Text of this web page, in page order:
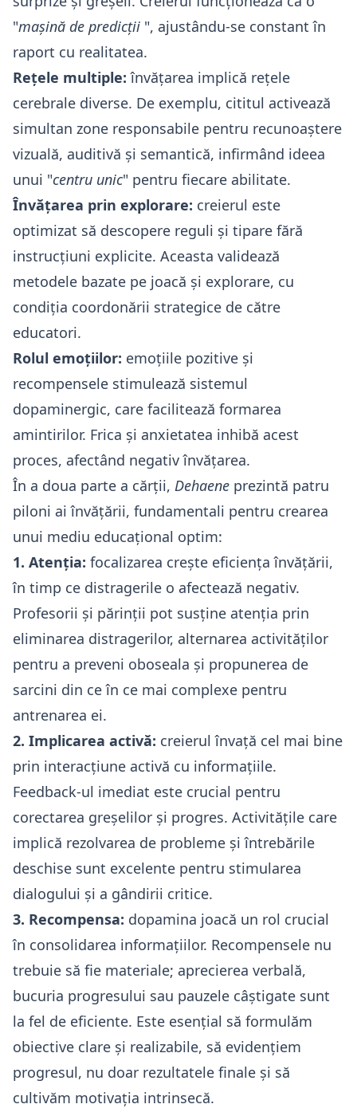
"mașină de predicții ", ajustându-se constant în
raport cu realitatea.
Rețele multiple: învățarea implică rețele
cerebrale diverse. De exemplu, cititul activează
simultan zone responsabile pentru recunoaștere
vizuală, auditivă și semantică, infirmând ideea
unui "centru unic" pentru fiecare abilitate.
Învățarea prin explorare: creierul este
optimizat să descopere reguli și tipare fără
instrucțiuni explicite. Aceasta validează
metodele bazate pe joacă și explorare, cu
condiția coordonării strategice de către
educatori.
Rolul emoțiilor: emoțiile pozitive și
recompensele stimulează sistemul
dopaminergic, care facilitează formarea
amintirilor. Frica și anxietatea inhibă acest
proces, afectând negativ învățarea.
În a doua parte a cărții, Dehaene prezintă patru
piloni ai învățării, fundamentali pentru crearea
unui mediu educațional optim:
1. Atenția: focalizarea crește eficiența învățării,
în timp ce distragerile o afectează negativ.
Profesorii și părinții pot susține atenția prin
eliminarea distragerilor, alternarea activităților
pentru a preveni oboseala și propunerea de
sarcini din ce în ce mai complexe pentru
antrenarea ei.
2. Implicarea activă: creierul învață cel mai bine
prin interacțiune activă cu informațiile.
Feedback-ul imediat este crucial pentru
corectarea greșelilor și progres. Activitățile care
implică rezolvarea de probleme și întrebările
deschise sunt excelente pentru stimularea
dialogului și a gândirii critice.
3. Recompensa: dopamina joacă un rol crucial
în consolidarea informațiilor. Recompensele nu
trebuie să fie materiale; aprecierea verbală,
bucuria progresului sau pauzele câștigate sunt
la fel de eficiente. Este esențial să formulăm
obiective clare și realizabile, să evidențiem
progresul, nu doar rezultatele finale și să
cultivăm motivația intrinsecă.